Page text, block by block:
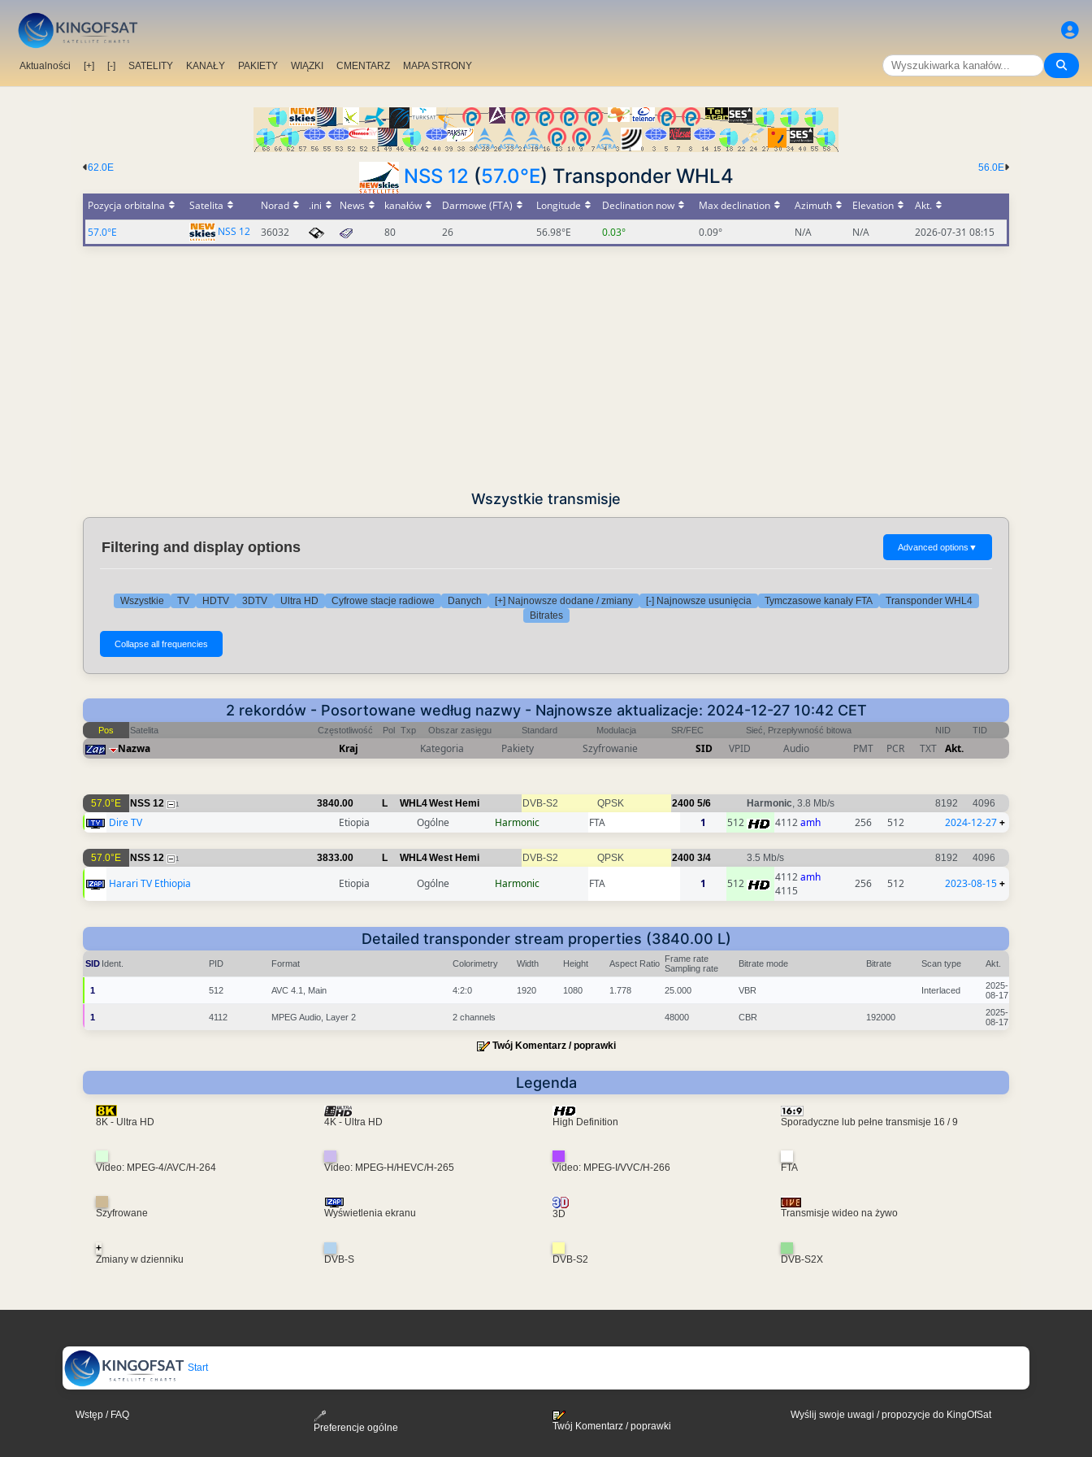
Aktualności [+] [-] SATELITY KANAŁY PAKIETY WIĄZKI CMENTARZ MAPA STRONY
56.0E
62.0E NSS 12 (57.0°E) Transponder WHL4
Pozycja orbitalna Satelita Norad .ini News kanałów Darmowe (FTA) Longitude Declination now Max declination Azimuth Elevation
Akt.
57.0°E
NSS 12 36032 80 26 56.98°E 0.03° 0.09° N/A N/A 2026-07-31 08:15
Wszystkie transmisje
Filtering and display options Advanced options ▼
Wszystkie TV HDTV 3DTV Ultra HD Cyfrowe stacje radiowe Danych [+] Najnowsze dodane / zmiany [-] Najnowsze usunięcia Tymczasowe kanały FTA
Transponder WHL4
Bitrates
2 rekordów - Posortowane według nazwy - Najnowsze aktualizacje: 2024-12-27 10:42 CET
Pos Satelita Częstotliwość Pol Txp Obszar zasięgu Standard Modulacja SR/FEC Sieć, Przepływność bitowa NID TID
Nazwa Kraj Kategoria Pakiety Szyfrowanie SID VPID Audio PMT PCR TXT Akt.
57.0°E NSS 12 1 3840.00 L WHL4West Hemi DVB-S2 QPSK 2400 5/6 Harmonic, 3.8 Mb/s 8192 4096
Dire TV Etiopia Ogólne Harmonic FTA 1 512 4112amh 256 512 2024-12-27+
57.0°E NSS 12 1 3833.00 L WHL4West Hemi DVB-S2 QPSK 2400 3/4 3.5 Mb/s 8192 4096
Harari TV Ethiopia Etiopia Ogólne Harmonic FTA 1 512 4112amh
4115
256 512 2023-08-15+
Detailed transponder stream properties (3840.00 L)
SID Ident. PID Format Colorimetry Width Height Aspect Ratio
Frame rate
Sampling rate
Bitrate mode Bitrate Scan type Akt.
1 512 AVC 4.1, Main 4:2:0 1920 1080 1.778 25.000 VBR Interlaced
2025-
08-17
1 4112 MPEG Audio, Layer 2 2 channels 48000 CBR 192000
2025-
08-17
Twój Komentarz / poprawki
Legenda
8K - Ultra HD 4K - Ultra HD High Definition Sporadyczne lub pełne transmisje 16 / 9
Video: MPEG-4/AVC/H-264 Video: MPEG-H/HEVC/H-265 Video: MPEG-I/VVC/H-266 FTA
Szyfrowane Wyświetlenia ekranu 3D Transmisje wideo na żywo
+
Zmiany w dzienniku
DVB-S DVB-S2 DVB-S2X
Start
Wstęp / FAQ
Preferencje ogólne
Twój Komentarz / poprawki
Wyślij swoje uwagi / propozycje do KingOfSat